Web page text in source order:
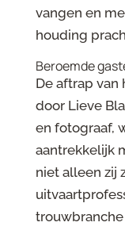
vangen en
houding
Beroemde
De aftrap
door Lieve
en fotograaf,
aantrekkelijk
niet alleen zij